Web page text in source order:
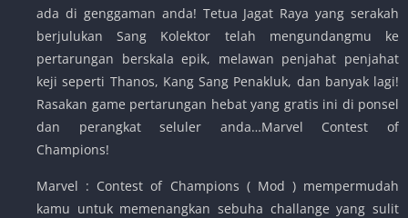
ada di genggaman anda! Tetua Jagat Raya yang serakah
berjulukan Sang Kolektor telah mengundangmu ke
pertarungan berskala epik, melawan penjahat penjahat
keji seperti Thanos, Kang Sang Penakluk, dan banyak lagi!
Rasakan game pertarungan hebat yang gratis ini di ponsel
dan perangkat seluler anda…Marvel Contest of
Champions!
Marvel : Contest of Champions ( Mod ) mempermudah
kamu untuk memenangkan sebuha challange yang sulit